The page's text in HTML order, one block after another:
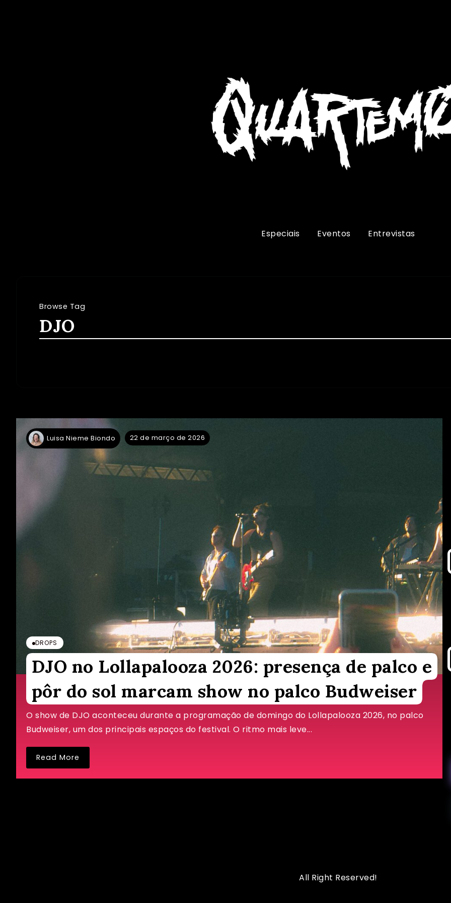
Especiais Eventos Entrevistas
Browse Tag
DJO
Luisa Nieme Biondo 22 de março de 2026
DROPS
DJO no Lollapalooza 2026: presença de palco e
pôr do sol marcam show no palco Budweiser
O show de DJO aconteceu durante a programação de domingo do Lollapalooza 2026, no palco
Budweiser, um dos principais espaços do festival. O ritmo mais leve...
Read More
All Right Reserved!